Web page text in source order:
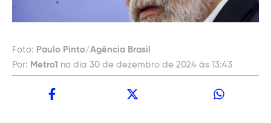
Foto: Paulo Pinto/Agência Brasil
Por: Metro1 no dia 30 de dezembro de 2024 às 13:43